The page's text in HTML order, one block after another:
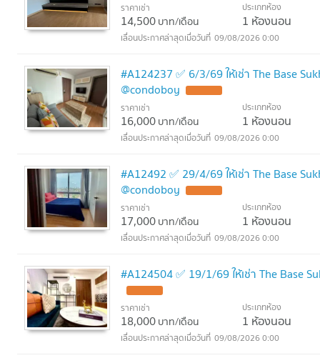
ราคาเช่า
14,500บาท/เดือน
ประเภทห้อง
1 ห้องนอน
09/08/2026 0:00
#A124237 ✅ 6/3/69 ให้เช่า The Base
@condoboy
ราคาเช่า
16,000บาท/เดือน
ประเภทห้อง
1 ห้องนอน
09/08/2026 0:00
#A12492 ✅ 29/4/69 ให้เช่า The Base
@condoboy
ราคาเช่า
17,000บาท/เดือน
ประเภทห้อง
1 ห้องนอน
09/08/2026 0:00
#A124504 ✅ 19/1/69 ให้เช่า The Base
ราคาเช่า
18,000บาท/เดือน
ประเภทห้อง
1 ห้องนอน
09/08/2026 0:00